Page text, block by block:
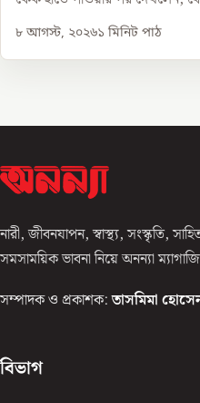
৮ আগস্ট, ২০২৬১ মিনিট পাঠ
নারী, জীবনযাপন, স্বাস্থ্য, সংস্কৃতি,
সমসাময়িক ভাবনা নিয়ে অনন্যা
সম্পাদক ও প্রকাশক: তাসমিমা
বিভাগ